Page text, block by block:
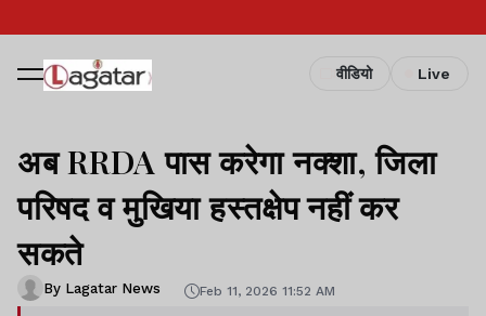
वीडियो Live
अब RRDA पास करेगा नक्शा, जिला
परिषद व मुखिया हस्तक्षेप नहीं कर
सकते
By Lagatar News Feb 11, 2026 11:52 AM